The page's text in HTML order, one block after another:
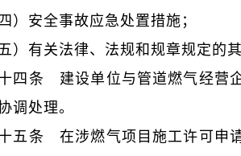
四）安全事故应急处置措施；
五）有关法律、法规和规章规定的
四条 建设单位与管道燃气经营
调处理。
五条 在涉燃气项目施工许可申